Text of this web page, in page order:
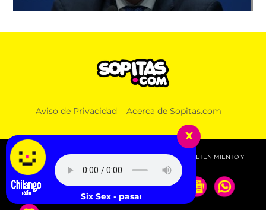
Aviso de Privacidad Acerca de Sopitas.com
© 2026 SOPITAS.COM - MÚSICA, NOTICIAS, DEPORTES, ENTRETENIMIENTO Y
MÁS!.
x
Emilia & Six Sex - pasarella